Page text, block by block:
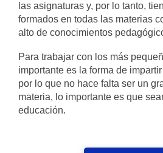
las asignaturas y, por lo tanto,
formados en todas las materias
alto de conocimientos
Para trabajar con los más
importante es la forma de
por lo que no hace falta ser un
materia, lo importante es que
educación.